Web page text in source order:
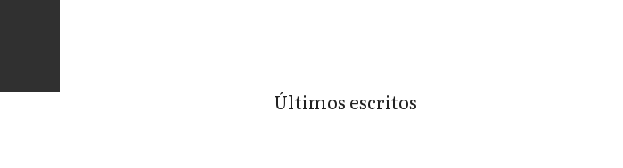
Últimos escritos